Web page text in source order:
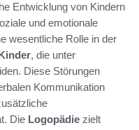
Entwicklung von Kindern
und emotionale
wesentliche Rolle in der
, die unter
Diese Störungen
Kommunikation
Die Logopädie zielt